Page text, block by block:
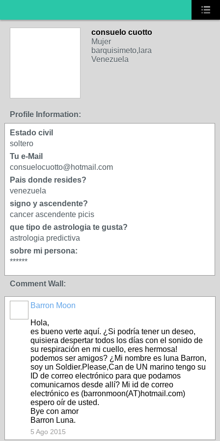
consuelo cuotto
Mujer
barquisimeto,lara
Venezuela
Profile Information:
Estado civil
soltero
Tu e-Mail
consuelocuotto@hotmail.com
Pais donde resides?
venezuela
signo y ascendente?
cancer ascendente picis
que tipo de astrologia te gusta?
astrologia predictiva
sobre mi persona:
******
Comment Wall:
Barron Moon
Hola,
es bueno verte aquí. ¿Si podría tener un deseo,
quisiera despertar todos los días con el sonido de
su respiración en mi cuello, eres hermosa!
podemos ser amigos? ¿Mi nombre es luna Barron,
soy un Soldier.Please,Can de UN marino tengo su
ID de correo electrónico para que podamos
comunicarnos desde allí? Mi id de correo
electrónico es (barronmoon(AT)hotmail.com)
espero oír de usted.
Bye con amor
Barron Luna.
5 Ago 2015